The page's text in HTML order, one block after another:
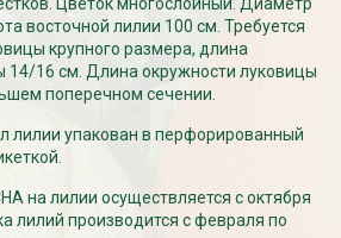
ЗАБОРЫ,
руб. с
ДАЛЕЕ →
БЕСПЛАТНАЯ
Дата:
В первый день весны
марта дарим
Цветок многослойный. Диаметр
восточной лилии 100 см. Требуется
крупного размера, длина
14/16 см. Длина окружности луковицы
поперечном сечении.
лилии упакован в перфорированный
на лилии осуществляется с октября
лилий производится с февраля по